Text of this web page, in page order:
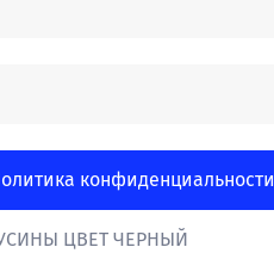
конфиденциальности
ЦВЕТ ЧЕРНЫЙ